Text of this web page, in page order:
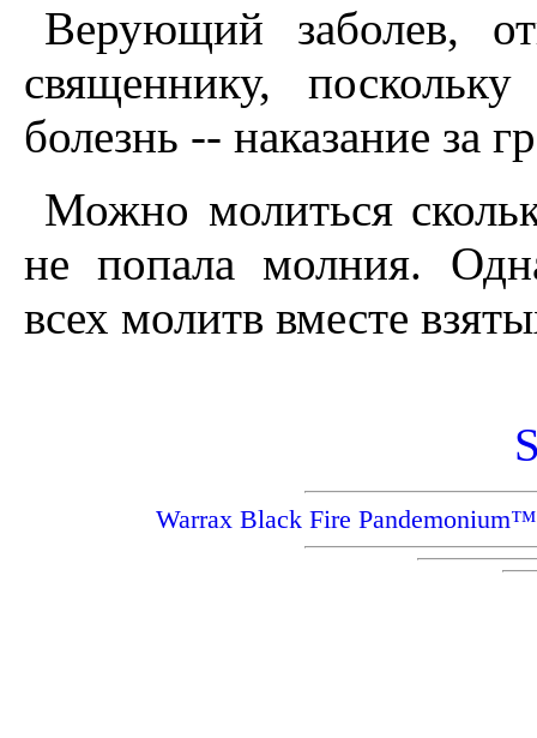
Верующий заболев,
священнику,
болезнь -- наказание за
Можно молиться
не попала молния.
всех молитв вместе
Warrax Black Fire